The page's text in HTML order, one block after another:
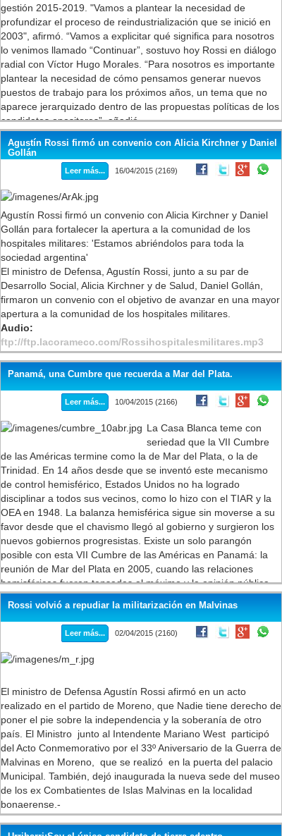
gestión 2015-2019. "Vamos a plantear la necesidad de
profundizar el proceso de reindustrialización que se inició en
2003", afirmó. “Vamos a explicitar qué significa para nosotros
lo venimos llamado “Continuar”, sostuvo hoy Rossi en diálogo
radial con Víctor Hugo Morales. “Para nosotros es importante
plantear la necesidad de cómo pensamos generar nuevos
puestos de trabajo para los próximos años, un tema que no
aparece jerarquizado dentro de las propuestas políticas de los
candidatos opositores”, añadió.
Agustín Rossi firmó un convenio con Alicia Kirchner y Daniel
Gollán
Leer más... 16/04/2015 (2169)
Agustín Rossi firmó un convenio con Alicia Kirchner y Daniel
Gollán para fortalecer la apertura a la comunidad de los
hospitales militares: 'Estamos abriéndolos para toda la
sociedad argentina'
El ministro de Defensa, Agustín Rossi, junto a su par de
Desarrollo Social, Alicia Kirchner y de Salud, Daniel Gollán,
firmaron un convenio con el objetivo de avanzar en una mayor
apertura a la comunidad de los hospitales militares.
Audio:
ftp://ftp.lacorameco.com/Rossihospitalesmilitares.mp3
Panamá, una Cumbre que recuerda a Mar del Plata.
Leer más... 10/04/2015 (2166)
La Casa Blanca teme con
seriedad que la VII Cumbre
de las Américas termine como la de Mar del Plata, o la de
Trinidad. En 14 años desde que se inventó este mecanismo
de control hemisférico, Estados Unidos no ha logrado
disciplinar a todos sus vecinos, como lo hizo con el TIAR y la
OEA en 1948. La balanza hemisférica sigue sin moverse a su
favor desde que el chavismo llegó al gobierno y surgieron los
nuevos gobiernos progresistas. Existe un solo parangón
posible con esta VII Cumbre de las Américas en Panamá: la
reunión de Mar del Plata en 2005, cuando las relaciones
hemisféricas fueron tensadas al máximo y la opinión pública
continental quedó dividida entre los que estaban a favor y los
que estaban en contra de Bush y la neoliberal Alianza de Libre
Comercio de las Américas.
Rossi volvió a repudiar la militarización en Malvinas
Leer más... 02/04/2015 (2160)
El ministro de Defensa Agustín Rossi afirmó en un acto
realizado en el partido de Moreno, que Nadie tiene derecho de
poner el pie sobre la independencia y la soberanía de otro
país. El Ministro junto al Intendente Mariano West participó
del Acto Conmemorativo por el 33º Aniversario de la Guerra de
Malvinas en Moreno, que se realizó en la puerta del palacio
Municipal. También, dejó inaugurada la nueva sede del museo
de los ex Combatientes de Islas Malvinas en la localidad
bonaerense.-
Audio:
ftp://ftp.lacorameco.com/02042015/ARBIA-Informa2.mp3